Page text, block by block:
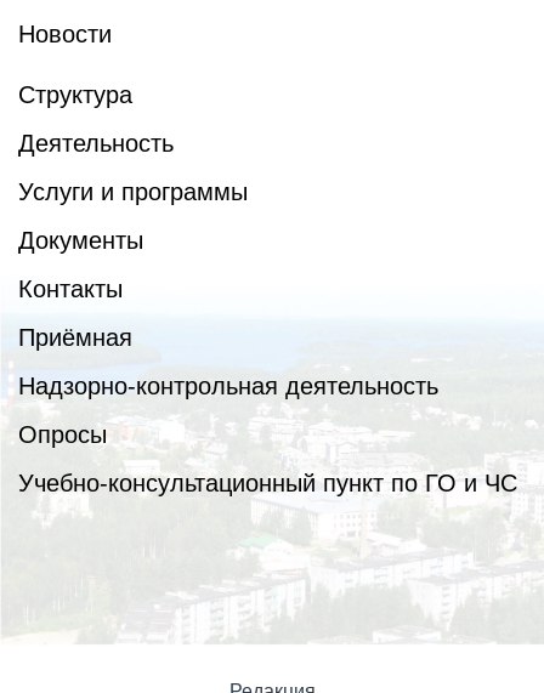
Новости
Структура
Деятельность
Услуги и программы
Документы
Контакты
Приёмная
Надзорно-контрольная деятельность
Опросы
Учебно-консультационный пункт по ГО и ЧС